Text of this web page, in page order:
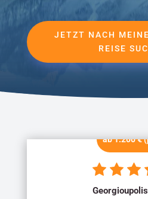
JETZT NACH
REISE
ab 1.200 €